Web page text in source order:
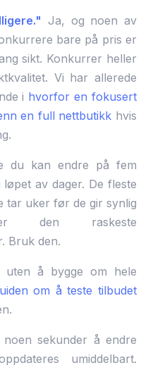
Ja, og noen av
bare på pris er
sikt. Konkurrer heller
Vi har allerede
i hvorfor en fokusert
en full nettbutikk hvis
du kan endre på fem
av dager. De fleste
tar uker før de gir synlig
den raskeste
Bruk den.
å bygge om hele
om å teste tilbudet
sekunder å endre
umiddelbart.